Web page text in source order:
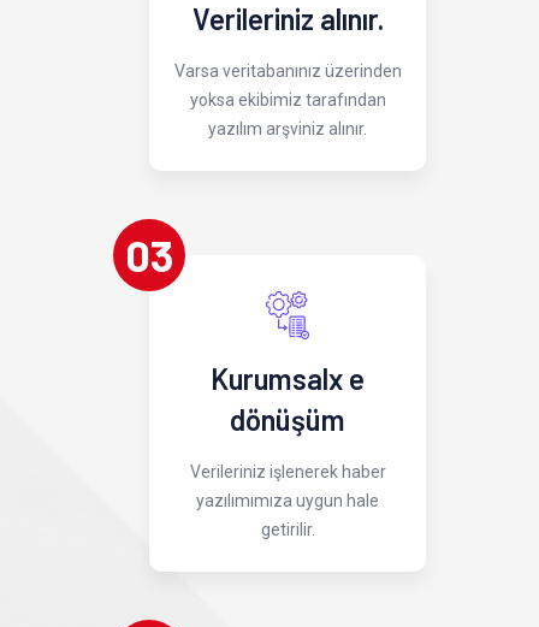
Verileriniz alınır.
Varsa veritabanınız üzerinden
yoksa ekibimiz tarafından
yazılım arşviniz alınır.
03
Kurumsalx e
dönüşüm
Verileriniz işlenerek haber
yazılımımıza uygun hale
getirilir.